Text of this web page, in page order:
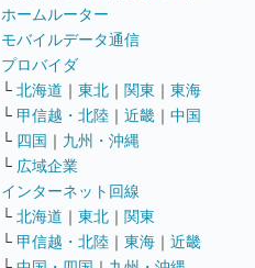
ホームルーター
モバイルデータ通信
プロバイダ
└ 北海道 ｜ 東北 ｜ 関東 ｜ 東海
└ 甲信越・北陸 ｜ 近畿 ｜ 中国
└ 四国 ｜ 九州・沖縄
└ 広域企業
インターネット回線
└ 北海道 ｜ 東北 ｜ 関東
└ 甲信越・北陸 ｜ 東海 ｜ 近畿